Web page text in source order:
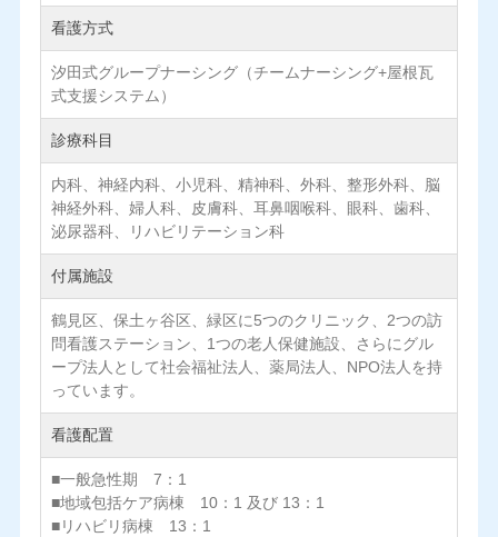
看護方式
汐田式グループナーシング（チームナーシング+屋根瓦
式支援システム）
診療科目
内科、神経内科、小児科、精神科、外科、整形外科、脳
神経外科、婦人科、皮膚科、耳鼻咽喉科、眼科、歯科、
泌尿器科、リハビリテーション科
付属施設
鶴見区、保土ヶ谷区、緑区に5つのクリニック、2つの訪
問看護ステーション、1つの老人保健施設、さらにグル
ープ法人として社会福祉法人、薬局法人、NPO法人を持
っています。
看護配置
■一般急性期 7：1
■地域包括ケア病棟 10：1 及び 13：1
■リハビリ病棟 13：1